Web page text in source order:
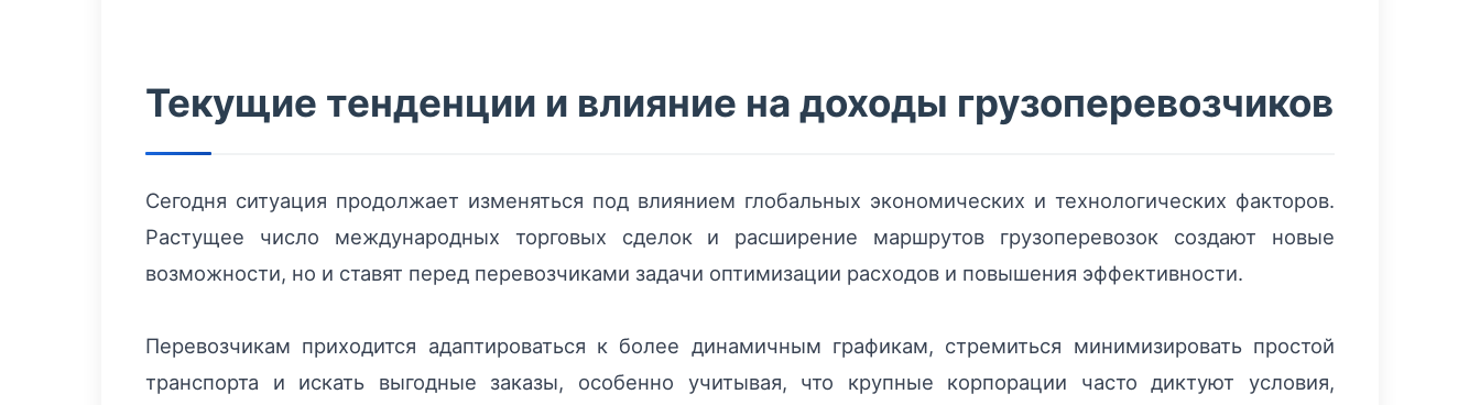
Текущие тенденции и влияние на доходы грузоперевозчиков
Сегодня ситуация продолжает изменяться под влиянием глобальных экономических и технологических факторов.
Растущее число международных торговых сделок и расширение маршрутов грузоперевозок создают новые
возможности, но и ставят перед перевозчиками задачи оптимизации расходов и повышения эффективности.
Перевозчикам приходится адаптироваться к более динамичным графикам, стремиться минимизировать простой
транспорта и искать выгодные заказы, особенно учитывая, что крупные корпорации часто диктуют условия,